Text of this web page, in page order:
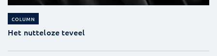
COLUMN
Het nutteloze teveel